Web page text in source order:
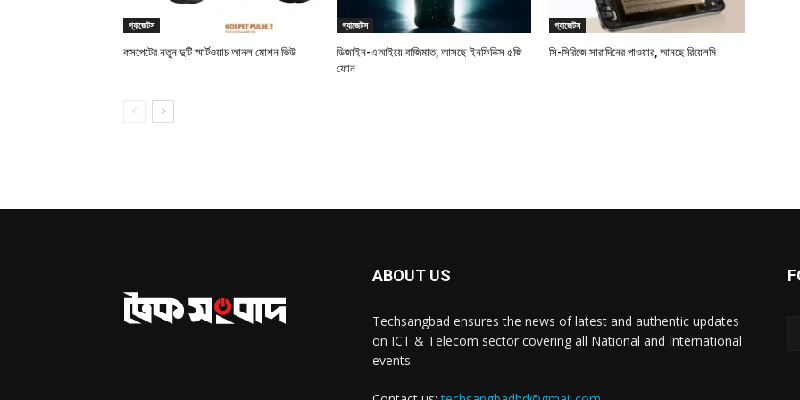
গ্যাজেটস
কসপেটের নতুন দুটি স্মার্টওয়াচ আনল মোশন ভিউ
গ্যাজেটস
ডিজাইন-এআইয়ে বাজিমাত, আসছে ইনফিনিক্স ৫জি
ফোন
গ্যাজেটস
সি-সিরিজে সারাদিনের পাওয়ার, আনছে রিয়েলমি
ABOUT US
Techsangbad ensures the news of latest and authentic updates
on ICT & Telecom sector covering all National and International
events.